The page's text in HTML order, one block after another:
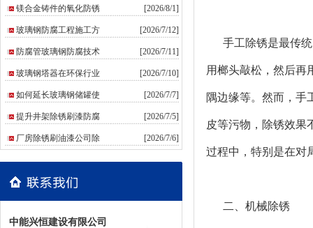
镁合金铸件的氧化防锈 [2026/8/1]
玻璃钢防腐工程施工方 [2026/7/12]
防腐管玻璃钢防腐技术 [2026/7/11]
玻璃钢塔器在环保行业 [2026/7/10]
如何延长玻璃钢储罐使 [2026/7/7]
提升井架除锈刷漆防腐 [2026/7/5]
厂房除锈刷油漆公司除 [2026/7/6]
中能兴恒建设有限公司
手工除锈是最传
用榔头敲松，然后再
隅边缘等。然而，手
皮等污物，除锈效果
过程中，特别是在对
二、机械除锈